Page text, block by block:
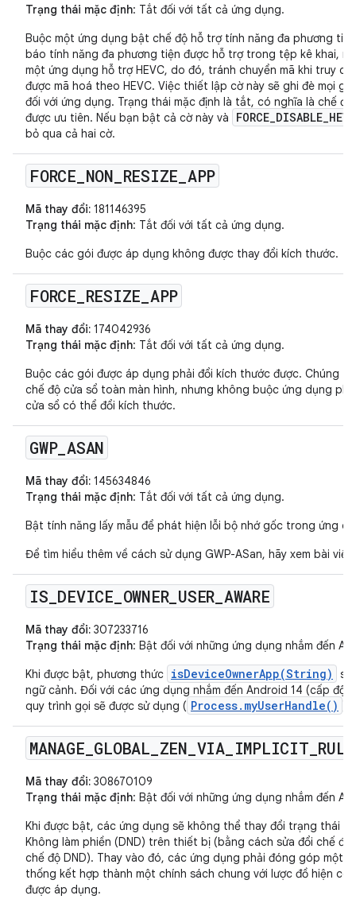
Trạng thái mặc định: Tắt đối với tất cả ứng dụng.
Buộc một ứng dụng bật chế độ hỗ trợ tính năng đa phương
báo tính năng đa phương tiện được hỗ trợ trong tệp kê khai,
một ứng dụng hỗ trợ HEVC, do đó, tránh chuyển mã khi truy
được mã hoá theo HEVC. Việc thiết lập cờ này sẽ ghi đè mọi
đối với ứng dụng. Trạng thái mặc định là tắt, có nghĩa là chế độ
được ưu tiên. Nếu bạn bật cả cờ này và
bỏ qua cả hai cờ.
FORCE NON RESIZE APP
Mã thay đổi: 181146395
Trạng thái mặc định: Tắt đối với tất cả ứng dụng.
Buộc các gói được áp dụng không được thay đổi kích thước.
FORCE RESIZE APP
Mã thay đổi: 174042936
Trạng thái mặc định: Tắt đối với tất cả ứng dụng.
Buộc các gói được áp dụng phải đổi kích thước được. Chúng
chế độ cửa sổ toàn màn hình, nhưng không buộc ứng dụng
cửa sổ có thể đổi kích thước.
GWP_ ASAN
Mã thay đổi: 145634846
Trạng thái mặc định: Tắt đối với tất cả ứng dụng.
Bật tính năng lấy mẫu để phát hiện lỗi bộ nhớ gốc trong ứng
Để tìm hiểu thêm về cách sử dụng GWP-ASan, hãy xem bài viết
IS DEVICE OWNER_ USER AWARE
Mã thay đổi: 307233716
Trạng thái mặc định: Bật đối với những ứng dụng nhắm đến
Khi được bật, phương thức isDeviceOwnerApp(String)
sẽ
ngữ cảnh. Đối với các ứng dụng nhắm đến Android 14 (cấp độ
quy trình gọi sẽ được sử dụng ( Process.myUserHandle()
MANAGE GLOBAL ZEN VIA_ IMPLICIT
Mã thay đổi: 308670109
Trạng thái mặc định: Bật đối với những ứng dụng nhắm đến
Khi được bật, các ứng dụng sẽ không thể thay đổi trạng thái
Không làm phiền (DND) trên thiết bị (bằng cách sửa đổi chế
chế độ DND). Thay vào đó, các ứng dụng phải đóng góp một
thống kết hợp thành một chính sách chung với lược đồ hiện có
được áp dụng.